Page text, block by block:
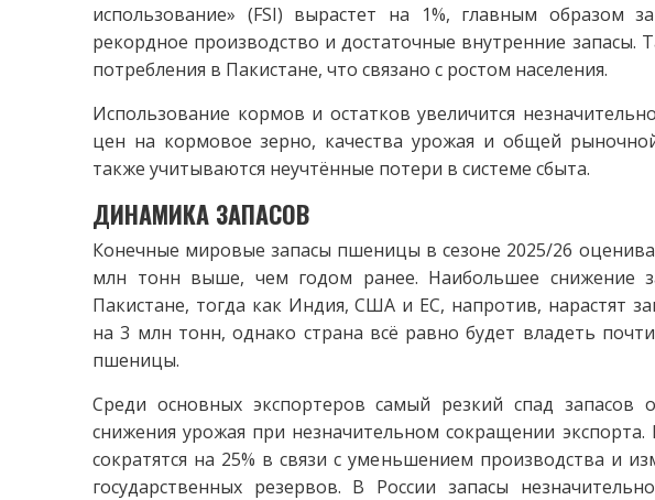
использование» (FSI) вырастет на 1%, главным образом
рекордное производство и достаточные внутренние запасы.
потребления в Пакистане, что связано с ростом населения.
Использование кормов и остатков увеличится
цен на кормовое зерно, качества урожая и общей
также учитываются неучтённые потери в системе сбыта.
ДИНАМИКА ЗАПАСОВ
Конечные мировые запасы пшеницы в сезоне 2025/26
млн тонн выше, чем годом ранее. Наибольшее снижение
Пакистане, тогда как Индия, США и ЕС, напротив, нарастят
на 3 млн тонн, однако страна всё равно будет владеть
пшеницы.
Среди основных экспортеров самый резкий спад запасов
снижения урожая при незначительном сокращении
сократятся на 25% в связи с уменьшением производства и
государственных резервов. В России запасы